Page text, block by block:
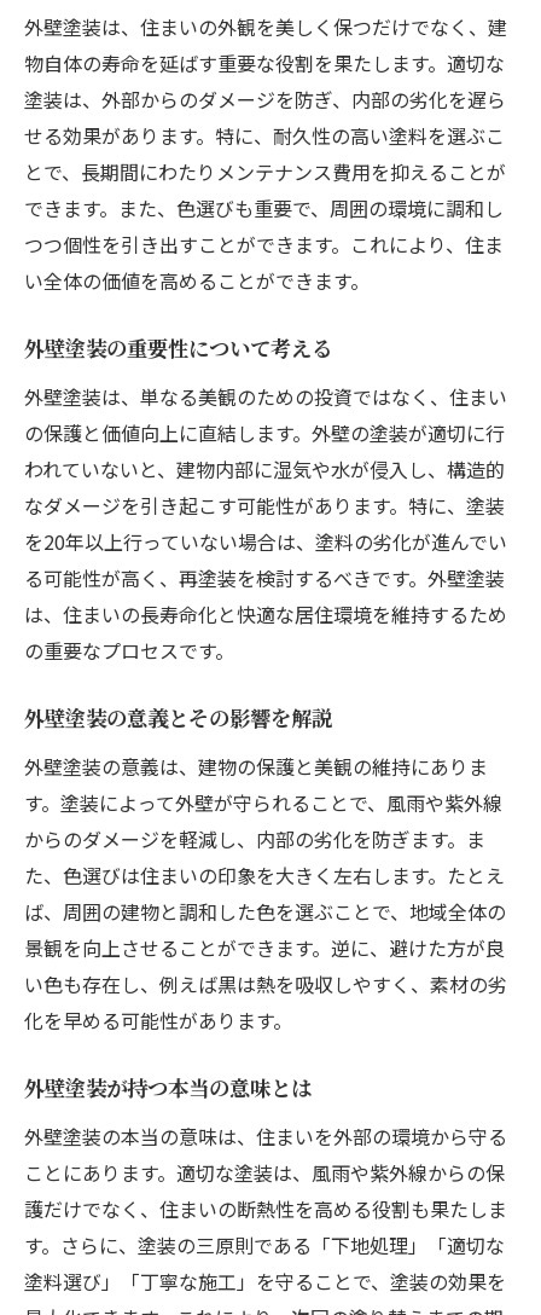
外壁塗装は、住まいの外観を美しく保つだけでなく、建
物自体の寿命を延ばす重要な役割を果たします。適切な
塗装は、外部からのダメージを防ぎ、内部の劣化を遅ら
せる効果があります。特に、耐久性の高い塗料を選ぶこ
とで、長期間にわたりメンテナンス費用を抑えることが
できます。また、色選びも重要で、周囲の環境に調和し
つつ個性を引き出すことができます。これにより、住ま
い全体の価値を高めることができます。
外壁塗装の重要性について考える
外壁塗装は、単なる美観のための投資ではなく、住まい
の保護と価値向上に直結します。外壁の塗装が適切に行
われていないと、建物内部に湿気や水が侵入し、構造的
なダメージを引き起こす可能性があります。特に、塗装
を20年以上行っていない場合は、塗料の劣化が進んでい
る可能性が高く、再塗装を検討するべきです。外壁塗装
は、住まいの長寿命化と快適な居住環境を維持するため
の重要なプロセスです。
外壁塗装の意義とその影響を解説
外壁塗装の意義は、建物の保護と美観の維持にありま
す。塗装によって外壁が守られることで、風雨や紫外線
からのダメージを軽減し、内部の劣化を防ぎます。ま
た、色選びは住まいの印象を大きく左右します。たとえ
ば、周囲の建物と調和した色を選ぶことで、地域全体の
景観を向上させることができます。逆に、避けた方が良
い色も存在し、例えば黒は熱を吸収しやすく、素材の劣
化を早める可能性があります。
外壁塗装が持つ本当の意味とは
外壁塗装の本当の意味は、住まいを外部の環境から守る
ことにあります。適切な塗装は、風雨や紫外線からの保
護だけでなく、住まいの断熱性を高める役割も果たしま
す。さらに、塗装の三原則である「下地処理」「適切な
塗料選び」「丁寧な施工」を守ることで、塗装の効果を